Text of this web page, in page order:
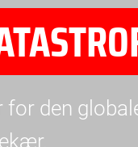
for den